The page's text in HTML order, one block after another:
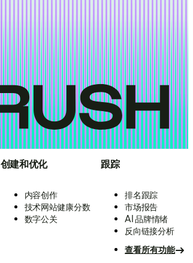
创建和优化
内容创作
技术网站健康分数
数字公关
跟踪
排名跟踪
市场报告
AI 品牌情绪
反向链接分析
查看所有功能